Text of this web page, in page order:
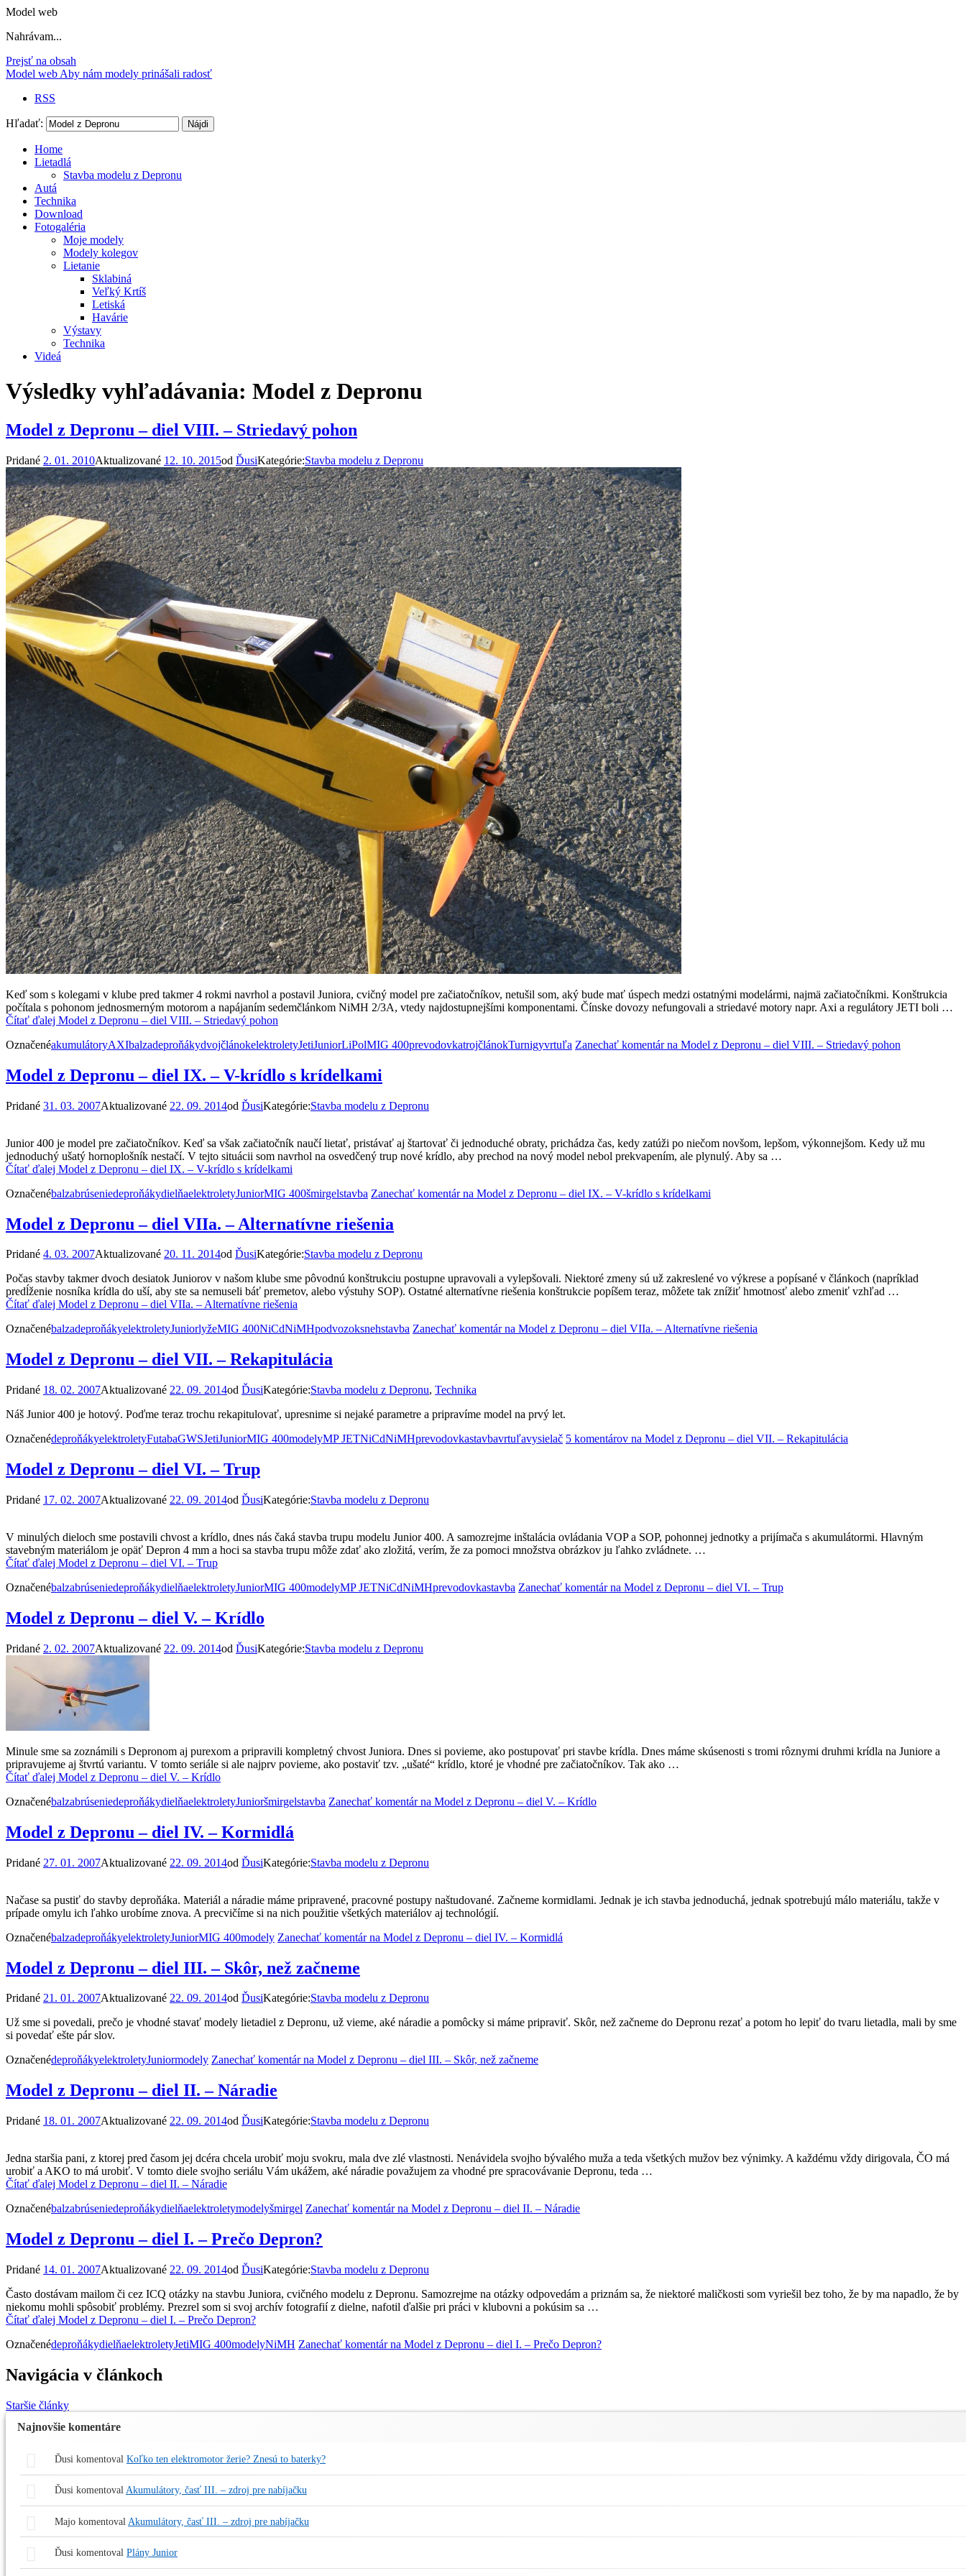
Model web
Nahrávam...
Prejsť na obsah
Model web Aby nám modely prinášali radosť
RSS
Hľadať:
Home
Lietadlá
Stavba modelu z Depronu
Autá
Technika
Download
Fotogaléria
Moje modely
Modely kolegov
Lietanie
Sklabiná
Veľký Krtíš
Letiská
Havárie
Výstavy
Technika
Videá
Výsledky vyhľadávania: Model z Depronu
Model z Depronu – diel VIII. – Striedavý pohon
Pridané 2. 01. 2010Aktualizované 12. 10. 2015od ĎusiKategórie:Stavba modelu z Depronu
Keď som s kolegami v klube pred takmer 4 rokmi navrhol a postavil Juniora, cvičný model pre začiatočníkov, netušil som, aký bude mať úspech medzi ostatnými modelármi, najmä začiatočníkmi. Konštrukcia
počítala s pohonom jednosmerným motorom a napájaním sedemčlánkom NiMH 2/3A, vtedy najdostupnejšími komponentami. Čínske dovozy nefungovali a striedavé motory napr. Axi a regulátory JETI boli …
Čítať ďalej Model z Depronu – diel VIII. – Striedavý pohon
OznačenéakumulátoryAXIbalzadeproňákydvojčlánokelektroletyJetiJuniorLiPolMIG 400prevodovkatrojčlánokTurnigyvrtuľa Zanechať komentárna Model z Depronu – diel VIII. – Striedavý pohon
Model z Depronu – diel IX. – V-krídlo s krídelkami
Pridané 31. 03. 2007Aktualizované 22. 09. 2014od ĎusiKategórie:Stavba modelu z Depronu
Junior 400 je model pre začiatočníkov. Keď sa však začiatočník naučí lietať, pristávať aj štartovať či jednoduché obraty, prichádza čas, kedy zatúži po niečom novšom, lepšom, výkonnejšom. Kedy už mu
jednoduchý ušatý hornoplošník nestačí. V tejto situácii som navrhol na osvedčený trup nové krídlo, aby prechod na nový model nebol prekvapením, ale plynulý. Aby sa …
Čítať ďalej Model z Depronu – diel IX. – V-krídlo s krídelkami
OznačenébalzabrúseniedeproňákydielňaelektroletyJuniorMIG 400šmirgelstavba Zanechať komentárna Model z Depronu – diel IX. – V-krídlo s krídelkami
Model z Depronu – diel VIIa. – Alternatívne riešenia
Pridané 4. 03. 2007Aktualizované 20. 11. 2014od ĎusiKategórie:Stavba modelu z Depronu
Počas stavby takmer dvoch desiatok Juniorov v našom klube sme pôvodnú konštrukciu postupne upravovali a vylepšovali. Niektoré zmeny sú už zakreslené vo výkrese a popísané v článkoch (napríklad
predĺženie nosníka krídla do uší, aby ste sa nemuseli báť premetov, alebo výstuhy SOP). Ostatné alternatívne riešenia konštrukcie popíšem teraz, môžete tak znížiť hmotnosť alebo zmeniť vzhľad …
Čítať ďalej Model z Depronu – diel VIIa. – Alternatívne riešenia
OznačenébalzadeproňákyelektroletyJuniorlyžeMIG 400NiCdNiMHpodvozoksnehstavba Zanechať komentárna Model z Depronu – diel VIIa. – Alternatívne riešenia
Model z Depronu – diel VII. – Rekapitulácia
Pridané 18. 02. 2007Aktualizované 22. 09. 2014od ĎusiKategórie:Stavba modelu z Depronu, Technika
Náš Junior 400 je hotový. Poďme teraz trochu rekapitulovať, upresnime si nejaké parametre a pripravíme model na prvý let.
OznačenédeproňákyelektroletyFutabaGWSJetiJuniorMIG 400modelyMP JETNiCdNiMHprevodovkastavbavrtuľavysielač 5 komentárov na Model z Depronu – diel VII. – Rekapitulácia
Model z Depronu – diel VI. – Trup
Pridané 17. 02. 2007Aktualizované 22. 09. 2014od ĎusiKategórie:Stavba modelu z Depronu
V minulých dieloch sme postavili chvost a krídlo, dnes nás čaká stavba trupu modelu Junior 400. A samozrejme inštalácia ovládania VOP a SOP, pohonnej jednotky a prijímača s akumulátormi. Hlavným
stavebným materiálom je opäť Depron 4 mm a hoci sa stavba trupu môže zdať ako zložitá, verím, že za pomoci množstva obrázkov ju ľahko zvládnete. …
Čítať ďalej Model z Depronu – diel VI. – Trup
OznačenébalzabrúseniedeproňákydielňaelektroletyJuniorMIG 400modelyMP JETNiCdNiMHprevodovkastavba Zanechať komentárna Model z Depronu – diel VI. – Trup
Model z Depronu – diel V. – Krídlo
Pridané 2. 02. 2007Aktualizované 22. 09. 2014od ĎusiKategórie:Stavba modelu z Depronu
Minule sme sa zoznámili s Depronom aj purexom a pripravili kompletný chvost Juniora. Dnes si povieme, ako postupovať pri stavbe krídla. Dnes máme skúsenosti s tromi rôznymi druhmi krídla na Juniore a
pripravujeme aj štvrtú variantu. V tomto seriále si ale najprv povieme, ako postaviť tzv. „ušaté“ krídlo, ktoré je vhodné pre začiatočníkov. Tak ako …
Čítať ďalej Model z Depronu – diel V. – Krídlo
OznačenébalzabrúseniedeproňákydielňaelektroletyJunioršmirgelstavba Zanechať komentárna Model z Depronu – diel V. – Krídlo
Model z Depronu – diel IV. – Kormidlá
Pridané 27. 01. 2007Aktualizované 22. 09. 2014od ĎusiKategórie:Stavba modelu z Depronu
Načase sa pustiť do stavby deproňáka. Materiál a náradie máme pripravené, pracovné postupy naštudované. Začneme kormidlami. Jednak je ich stavba jednoduchá, jednak spotrebujú málo materiálu, takže v
prípade omylu ich ľahko urobíme znova. A precvičíme si na nich použitie všetkých materiálov aj technológií.
OznačenébalzadeproňákyelektroletyJuniorMIG 400modely Zanechať komentárna Model z Depronu – diel IV. – Kormidlá
Model z Depronu – diel III. – Skôr, než začneme
Pridané 21. 01. 2007Aktualizované 22. 09. 2014od ĎusiKategórie:Stavba modelu z Depronu
Už sme si povedali, prečo je vhodné stavať modely lietadiel z Depronu, už vieme, aké náradie a pomôcky si máme pripraviť. Skôr, než začneme do Depronu rezať a potom ho lepiť do tvaru lietadla, mali by sme
si povedať ešte pár slov.
OznačenédeproňákyelektroletyJuniormodely Zanechať komentárna Model z Depronu – diel III. – Skôr, než začneme
Model z Depronu – diel II. – Náradie
Pridané 18. 01. 2007Aktualizované 22. 09. 2014od ĎusiKategórie:Stavba modelu z Depronu
Jedna staršia pani, z ktorej pred časom jej dcéra chcela urobiť moju svokru, mala dve zlé vlastnosti. Nenávidela svojho bývalého muža a teda všetkých mužov bez výnimky. A každému vždy dirigovala, ČO má
urobiť a AKO to má urobiť. V tomto diele svojho seriálu Vám ukážem, aké náradie považujem za vhodné pre spracovávanie Depronu, teda …
Čítať ďalej Model z Depronu – diel II. – Náradie
Označenébalzabrúseniedeproňákydielňaelektroletymodelyšmirgel Zanechať komentárna Model z Depronu – diel II. – Náradie
Model z Depronu – diel I. – Prečo Depron?
Pridané 14. 01. 2007Aktualizované 22. 09. 2014od ĎusiKategórie:Stavba modelu z Depronu
Často dostávam mailom či cez ICQ otázky na stavbu Juniora, cvičného modelu z Depronu. Samozrejme na otázky odpovedám a priznám sa, že niektoré maličkosti som vyriešil bez toho, že by ma napadlo, že by
niekomu mohli spôsobiť problémy. Prezrel som si svoj archív fotografií z dielne, nafotil ďalšie pri práci v klubovni a pokúsim sa …
Čítať ďalej Model z Depronu – diel I. – Prečo Depron?
OznačenédeproňákydielňaelektroletyJetiMIG 400modelyNiMH Zanechať komentárna Model z Depronu – diel I. – Prečo Depron?
Navigácia v článkoch
Staršie články
Najnovšie komentáre
Ďusi komentoval Koľko ten elektromotor žerie? Znesú to baterky?
Ďusikomentoval Akumulátory, časť III. – zdroj pre nabíjačku
Majokomentoval Akumulátory, časť III. – zdroj pre nabíjačku
Ďusikomentoval Plány Junior